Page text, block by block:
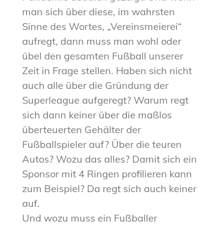
man sich über diese, im wahrsten
Sinne des Wortes, „Vereinsmeierei“
aufregt, dann muss man wohl oder
übel den gesamten Fußball unserer
Zeit in Frage stellen. Haben sich nicht
auch alle über die Gründung der
Superleague aufgeregt? Warum regt
sich dann keiner über die maßlos
überteuerten Gehälter der
Fußballspieler auf? Über die teuren
Autos? Wozu das alles? Damit sich ein
Sponsor mit 4 Ringen profilieren kann
zum Beispiel? Da regt sich auch keiner
auf.
Und wozu muss ein Fußballer